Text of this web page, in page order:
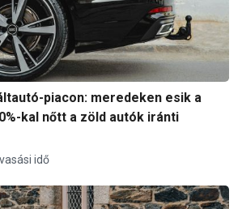
piacon: meredeken esik a
kal nőtt a zöld autók iránti
idő